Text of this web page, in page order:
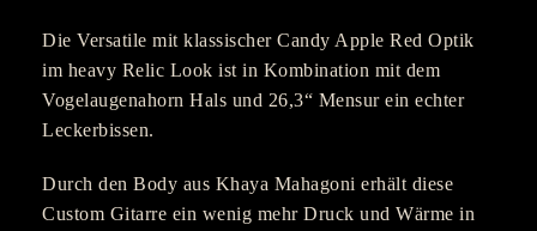
Die Versatile mit klassischer Candy Apple Red Optik
im heavy Relic Look ist in Kombination mit dem
Vogelaugenahorn Hals und 26,3“ Mensur ein echter
Leckerbissen.
Durch den Body aus Khaya Mahagoni erhält diese
Custom Gitarre ein wenig mehr Druck und Wärme in